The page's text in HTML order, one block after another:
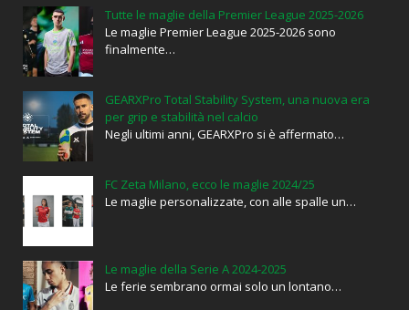
Tutte le maglie della Premier League 2025-2026
Le maglie Premier League 2025-2026 sono
finalmente…
GEARXPro Total Stability System, una nuova era
per grip e stabilità nel calcio
Negli ultimi anni, GEARXPro si è affermato…
FC Zeta Milano, ecco le maglie 2024/25
Le maglie personalizzate, con alle spalle un…
Le maglie della Serie A 2024-2025
Le ferie sembrano ormai solo un lontano…